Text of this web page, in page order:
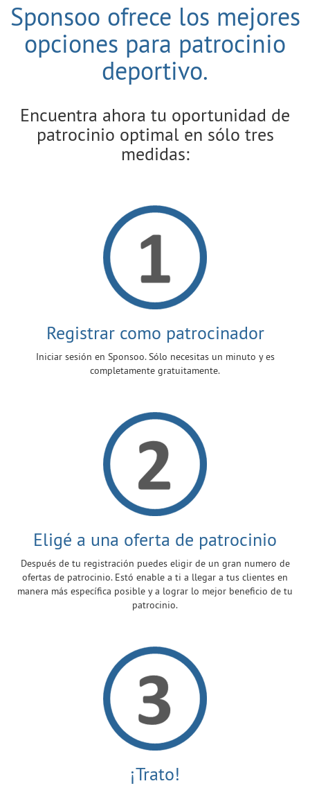
Sponsoo ofrece los mejores
opciones para patrocinio
deportivo.
Encuentra ahora tu oportunidad de
patrocinio optimal en sólo tres
medidas:
Registrar como patrocinador
Iniciar sesión en Sponsoo. Sólo necesitas un minuto y es
completamente gratuitamente.
Eligé a una oferta de patrocinio
Después de tu registración puedes eligir de un gran numero de
ofertas de patrocinio. Estó enable a ti a llegar a tus clientes en
manera más específica posible y a lograr lo mejor beneficio de tu
patrocinio.
¡Trato!